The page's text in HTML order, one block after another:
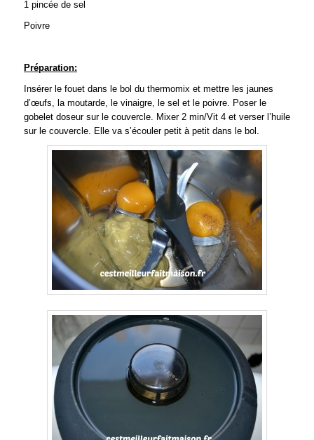
1 pincée de sel
Poivre
Préparation:
Insérer le fouet dans le bol du thermomix et mettre les jaunes
d’œufs, la moutarde, le vinaigre, le sel et le poivre. Poser le
gobelet doseur sur le couvercle. Mixer 2 min/Vit 4 et verser l’huile
sur le couvercle. Elle va s’écouler petit à petit dans le bol.